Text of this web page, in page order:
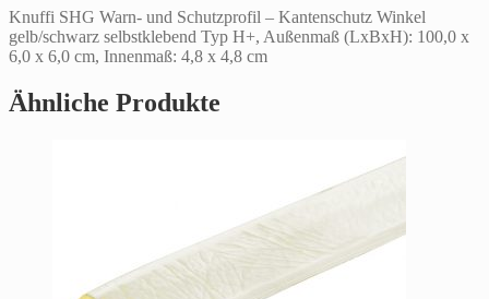
selbstklebend
Menge
Knuffi SHG Warn- und Schutzprofil – Kantenschutz Winkel
gelb/schwarz selbstklebend Typ H+, Außenmaß (LxBxH): 100,0 x
6,0 x 6,0 cm, Innenmaß: 4,8 x 4,8 cm
Ähnliche Produkte